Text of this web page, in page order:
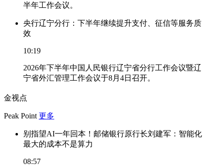
半年工作会议。
央行辽宁分行：下半年继续提升支付、征信等服务质
效
10:19
2026年下半年中国人民银行辽宁省分行工作会议暨辽
宁省外汇管理工作会议于8月4日召开。
金视点
Peak Point 更多
别指望AI一年回本！邮储银行原行长刘建军：智能化
最大的成本不是算力
08:57